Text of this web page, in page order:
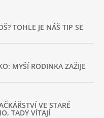
TOHLE JE NÁŠ TIP SE
MYŠÍ RODINKA ZAŽIJE
VE STARÉ
TADY VÍTAJÍ